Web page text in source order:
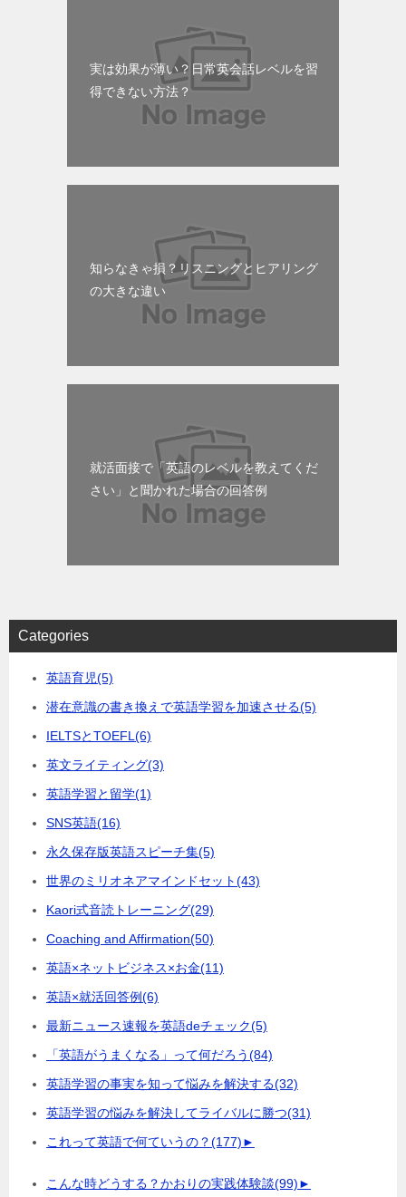
実は効果が薄い？日常英会話レベルを習
得できない方法？
知らなきゃ損？リスニングとヒアリング
の大きな違い
就活面接で「英語のレベルを教えてくだ
さい」と聞かれた場合の回答例
Categories
英語育児(5)
潜在意識の書き換えで英語学習を加速させる(5)
IELTSとTOEFL (6)
英文ライティング(3)
英語学習と留学(1)
SNS英語(16)
永久保存版英語スピーチ集(5)
世界のミリオネアマインドセット(43)
Kaori式音読トレーニング(29)
Coaching and Affirmation(50)
英語×ネットビジネス×お金(11)
英語×就活回答例(6)
最新ニュース速報を英語deチェック(5)
「英語がうまくなる」って何だろう(84)
英語学習の事実を知って悩みを解決する(32)
英語学習の悩みを解決してライバルに勝つ(31)
これって英語で何ていうの？(177)►
こんな時どうする？かおりの実践体験談(99)►